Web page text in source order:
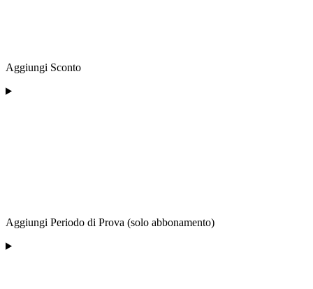
Aggiungi Sconto
Aggiungi Periodo di Prova (solo abbonamento)